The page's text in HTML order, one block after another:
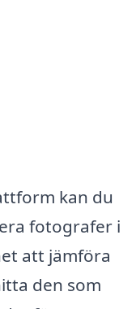
kan du
fotografer i
att jämföra
den som